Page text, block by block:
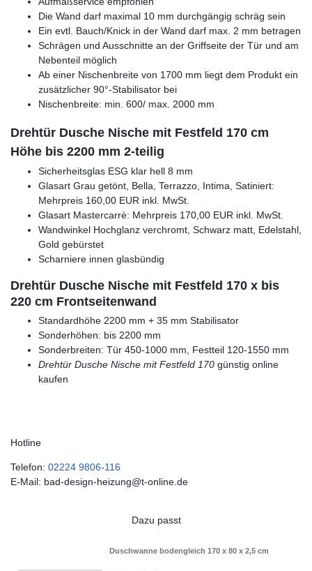
Die Wand darf maximal 10 mm durchgängig schräg sein
Ein evtl. Bauch/Knick in der Wand darf max. 2 mm betragen
Schrägen und Ausschnitte an der Griffseite der Tür und am
Nebenteil möglich
Ab einer Nischenbreite von 1700 mm liegt dem Produkt ein
zusätzlicher 90°-Stabilisator bei
Nischenbreite: min. 600/ max. 2000 mm
Drehtür Dusche Nische mit Festfeld 170 cm
Höhe bis 2200 mm 2-teilig
Sicherheitsglas ESG klar hell 8 mm
Glasart Grau getönt, Bella, Terrazzo, Intima, Satiniert:
Mehrpreis 160,00 EUR inkl. MwSt.
Glasart Mastercarrè: Mehrpreis 170,00 EUR inkl. MwSt.
Wandwinkel Hochglanz verchromt, Schwarz matt, Edelstahl,
Gold gebürstet
Scharniere innen glasbündig
Drehtür Dusche Nische mit Festfeld 170 x bis
220 cm Frontseitenwand
Standardhöhe 2200 mm + 35 mm Stabilisator
Sonderhöhen: bis 2200 mm
Sonderbreiten: Tür 450-1000 mm, Festteil 120-1550 mm
Drehtür Dusche Nische mit Festfeld 170 günstig online
kaufen
Hotline
Telefon: 02224 9806-116
E-Mail: bad-design-heizung@t-online.de
Dazu passt
Duschwanne bodengleich 170 x 80 x 2,5 cm